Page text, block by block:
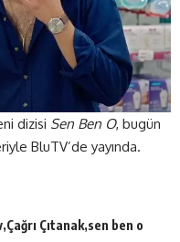
dizisi Sen Ben O, bugün
BluTV’de yayında.
Çağrı Çıtanak sen ben o